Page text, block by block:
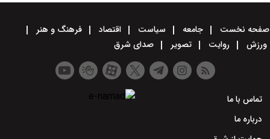
صفحه نخست جامعه سیاست اقتصاد
فرهنگ و هنر
ورزش
روایت تصویر صدای شرق
تماس با ما
درباره ما